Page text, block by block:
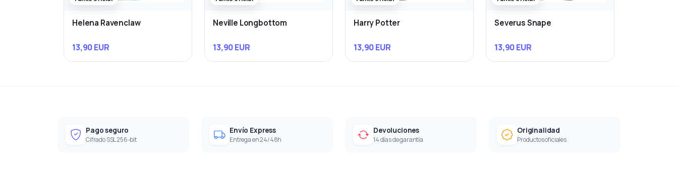
Helena Ravenclaw
13,90 EUR
Neville Longbottom
13,90 EUR
Harry Potter
13,90 EUR
Severus Snape
13,90 EUR
Pago seguro
Cifrado SSL 256-bit
Envío Express
Entrega en 24/48h
Devoluciones
14 días de garantía
Originalidad
Productos oficiales